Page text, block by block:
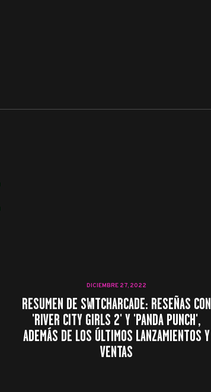
DICIEMBRE 27, 2022
RESUMEN DE SWITCHARCADE: RESEÑAS CON
'RIVER CITY GIRLS 2' Y 'PANDA PUNCH',
ADEMÁS DE LOS ÚLTIMOS LANZAMIENTOS Y
VENTAS